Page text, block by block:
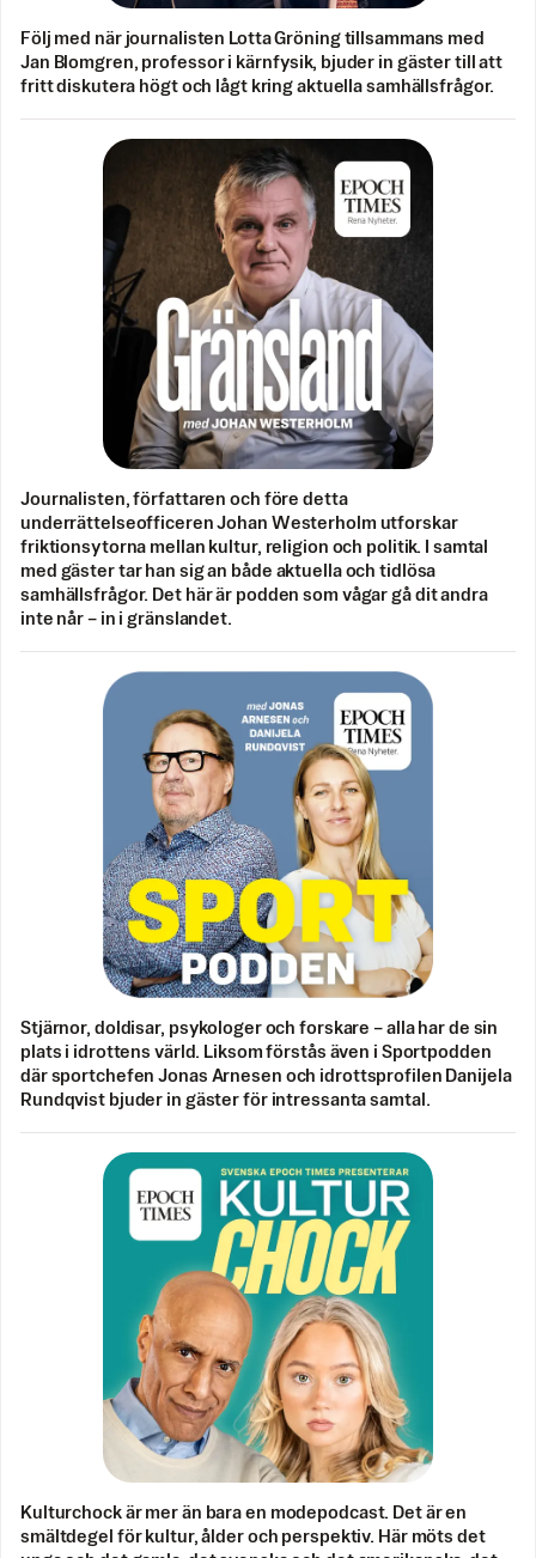
Följ med när journalisten Lotta Gröning tillsammans med
Jan Blomgren, professor i kärnfysik, bjuder in gäster till att
fritt diskutera högt och lågt kring aktuella samhällsfrågor.
Journalisten, författaren och före detta
underrättelseofficeren Johan Westerholm utforskar
friktionsytorna mellan kultur, religion och politik. I samtal
med gäster tar han sig an både aktuella och tidlösa
samhällsfrågor. Det här är podden som vågar gå dit andra
inte når – in i gränslandet.
Stjärnor, doldisar, psykologer och forskare – alla har de sin
plats i idrottens värld. Liksom förstås även i Sportpodden
där sportchefen Jonas Arnesen och idrottsprofilen Danijela
Rundqvist bjuder in gäster för intressanta samtal.
Kulturchock är mer än bara en modepodcast. Det är en
smältdegel för kultur, ålder och perspektiv. Här möts det